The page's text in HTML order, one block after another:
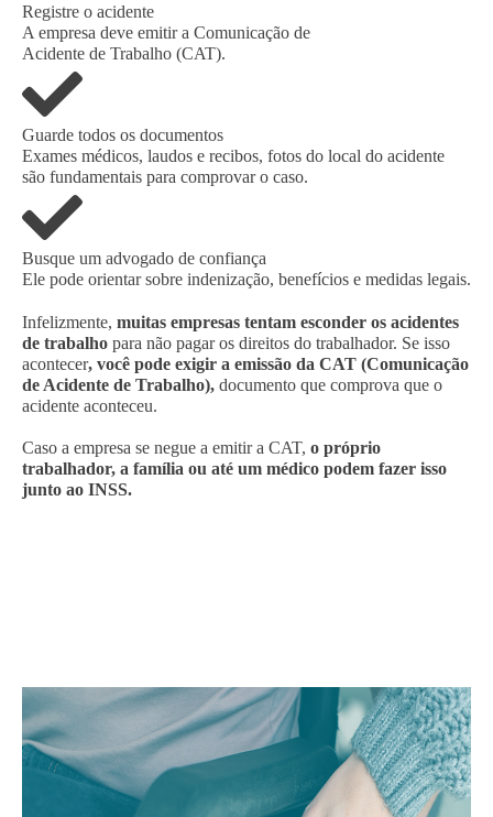
Registre o acidente
A empresa deve emitir a Comunicação de
Acidente de Trabalho (CAT).
Guarde todos os documentos
Exames médicos, laudos e recibos, fotos do local do acidente
são fundamentais para comprovar o caso.
Busque um advogado de confiança
Ele pode orientar sobre indenização, benefícios e medidas legais.
Infelizmente, muitas empresas tentam esconder os acidentes
de trabalho para não pagar os direitos do trabalhador. Se isso
acontecer, você pode exigir a emissão da CAT (Comunicação
de Acidente de Trabalho), documento que comprova que o
acidente aconteceu.
Caso a empresa se negue a emitir a CAT, o próprio
trabalhador, a família ou até um médico podem fazer isso
junto ao INSS.